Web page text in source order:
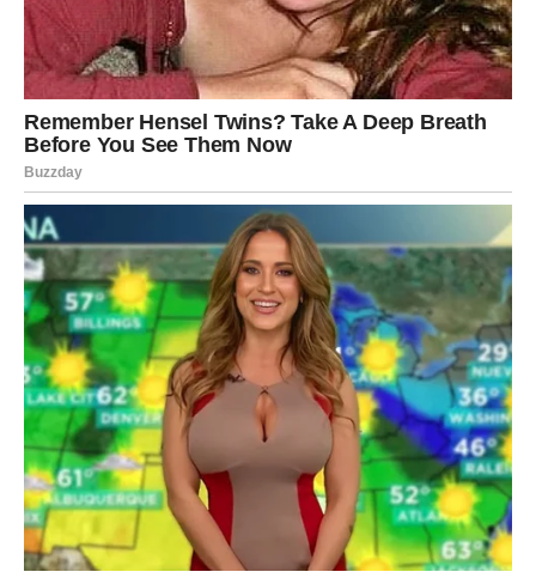
Borba između ponosa i želje
Najveći izazov za Škorpije biće unutrašnja borba. Jedan
deo njih neće želeti da zaboravi stare rane, dok će drugi
deo želeti da pruži još jednu priliku ljubavi koja ih nikada
nije u potpunosti napustila.
Kako vreme bude prolazilo, emocije će postajati sve jače.
Škorpije će početi da primećuju promene kod bivšeg
partnera i shvatiće da više ne gledaju osobu koja je
nekada napravila iste greške.
Upravo zato postoji velika mogućnost da odluče da pruže
novu šansu vezi za koju su verovali da je zauvek
završena.